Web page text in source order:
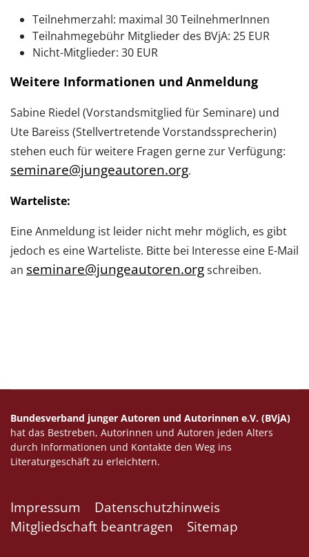
Teilnehmerzahl: maximal 30 TeilnehmerInnen
Teilnahmegebühr Mitglieder des BVjA: 25 EUR
Nicht-Mitglieder: 30 EUR
Weitere Informationen und Anmeldung
Sabine Riedel (Vorstandsmitglied für Seminare) und
Ute Bareiss (Stellvertretende Vorstandssprecherin)
stehen euch für weitere Fragen gerne zur Verfügung:
seminare@jungeautoren.org.
Warteliste:
Eine Anmeldung ist leider nicht mehr möglich, es gibt
jedoch es eine Warteliste. Bitte bei Interesse eine E-Mail
an seminare@jungeautoren.orgschreiben.
Bundesverband junger Autoren und Autorinnen e.V. (BVjA)
hat das Bestreben, Autorinnen und Autoren jeden Alters
durch Informationen und Kontakte den Weg ins
Literaturgeschäft zu erleichtern.
Impressum
Datenschutzhinweis
Mitgliedschaft beantragen
Sitemap